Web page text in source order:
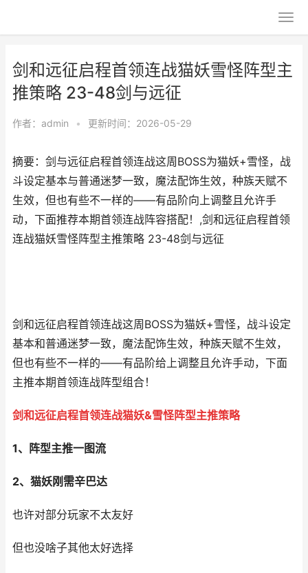
剑和远征启程首领连战猫妖雪怪阵型主
推策略 23-48剑与远征
作者： admin • 更新时间：2026-05-29
摘要：剑与远征启程首领连战这周BOSS为猫妖+雪怪，战
斗设定基本与普通迷梦一致，魔法配饰生效，种族天赋不
生效，但也有些不一样的——有品阶向上调整且允许手
动，下面推荐本期首领连战阵容搭配！,剑和远征启程首领
连战猫妖雪怪阵型主推策略 23-48剑与远征
剑和远征启程首领连战这周BOSS为猫妖+雪怪，战斗设定
基本和普通迷梦一致，魔法配饰生效，种族天赋不生效，
但也有些不一样的——有品阶给上调整且允许手动，下面
主推本期首领连战阵型组合！
剑和远征启程首领连战猫妖&雪怪阵型主推策略
1、阵型主推一图流
2、猫妖刚需辛巴达
也许对部分玩家不太友好
但也没啥子其他太好选择